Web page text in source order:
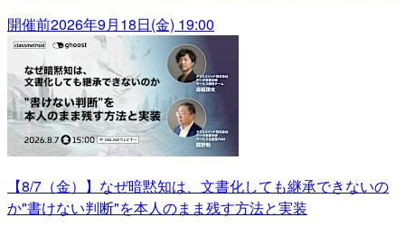
開催前2026年9月18日(金) 19:00
【8/7（金）】なぜ暗黙知は、文書化しても継承できないの
か"書けない判断"を本人のまま残す方法と実装